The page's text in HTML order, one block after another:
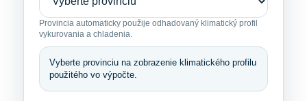
Provincia automaticky použije odhadovaný klimatický profil
vykurovania a chladenia.
Vyberte provinciu na zobrazenie klimatického profilu
použitého vo výpočte.